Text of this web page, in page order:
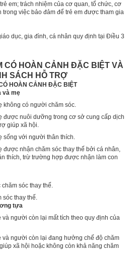
em; trách nhiệm của cơ quan, tổ chức, cơ
việc bảo đảm để trẻ em được tham gia
dục, gia đình, cá nhân quy định tại Điều 3
CÓ HOÀN CẢNH ĐẶC BIỆT VÀ
SÁCH HỖ TRỢ
HOÀN CẢNH ĐẶC BIỆT
và mẹ
không có người chăm sóc.
được nuôi dưỡng trong cơ sở cung cấp dịch
giúp xã hội.
sống với người thân thích.
được nhận chăm sóc thay thế bởi cá nhân,
thích, trừ trường hợp được nhận làm con
sóc thay thế.
thay thế.
tựa
và người còn lại mất tích theo quy định của
và người còn lại đang hưởng chế độ chăm
xã hội hoặc không còn khả năng chăm